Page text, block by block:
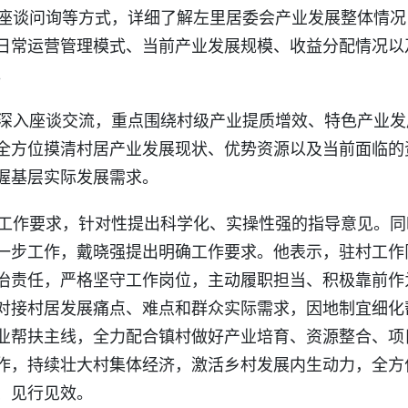
谈问询等方式，详细了解左里居委会产业发展整体情
运营管理模式、当前产业发展规模、收益分配情况
入座谈交流，重点围绕村级产业提质增效、特色产业
位摸清村居产业发展现状、优势资源以及当前面临
层实际发展需求。
要求，针对性提出科学化、实操性强的指导意见。
工作，戴晓强提出明确工作要求。他表示，驻村工
任，严格坚守工作岗位，主动履职担当、积极靠前
村居发展痛点、难点和群众实际需求，因地制宜细
扶主线，全力配合镇村做好产业培育、资源整合、
持续壮大村集体经济，激活乡村发展内生动力，全
行见效。